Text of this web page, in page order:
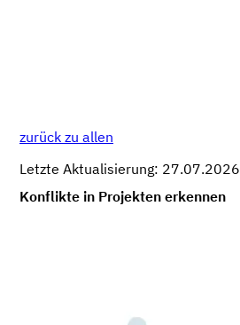
zurück zu allen
Letzte Aktualisierung: 27.07.2026
Konflikte in Projekten erkennen